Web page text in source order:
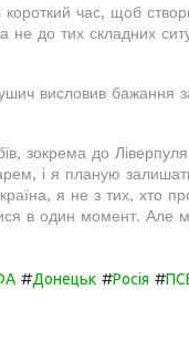
час, щоб
не до тих складних
висловив
зокрема до
і я планую
я не з тих, хто
в один момент. Але
#Донецьк #Росія #